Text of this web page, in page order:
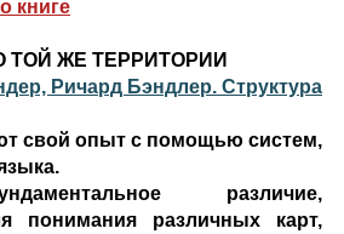
книге
ТОЙ ЖЕ ТЕРРИТОРИИ
Ричард Бэндлер. Структура
свой опыт с помощью систем,
различие,
понимания различных карт,